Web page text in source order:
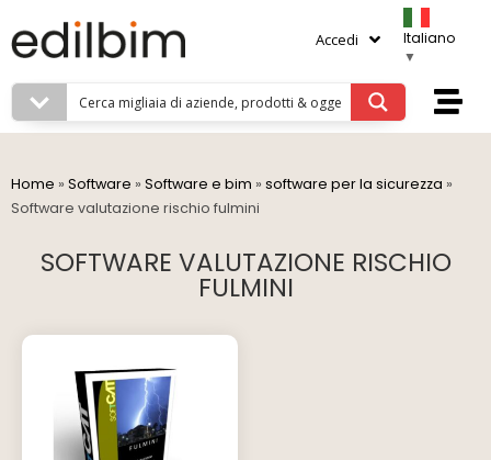
Accedi
Italiano
▼
Home » Software » Software e bim » software per la sicurezza »
Software valutazione rischio fulmini
SOFTWARE VALUTAZIONE RISCHIO
FULMINI